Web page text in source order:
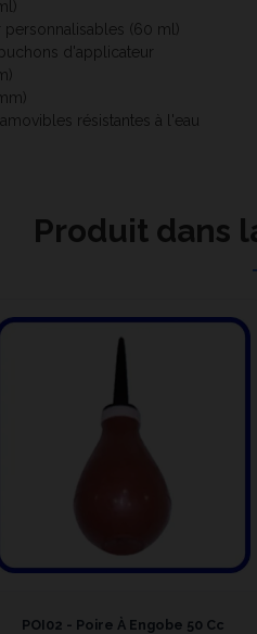
(60 ml)
d'applicateur
résistantes à l'eau
Produit dans
POI02 - Poire À Engobe 50 Cc